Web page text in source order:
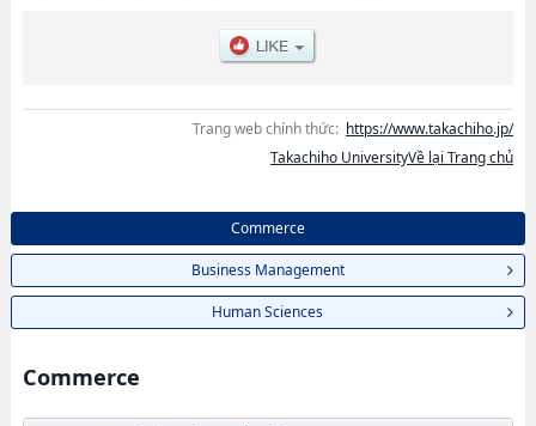
Trang web chính thức: https://www.takachiho.jp/
Takachiho UniversityVề lại Trang chủ
Commerce
Business Management
Human Sciences
Commerce